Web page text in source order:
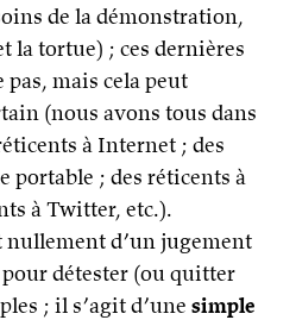
de la démonstration,
la tortue) ; ces dernières
mais cela peut
(nous avons tous dans
à Internet ; des
portable ; des réticents à
à Twitter, etc.).
d’un jugement
détester (ou quitter
; il s’agit d’une simple